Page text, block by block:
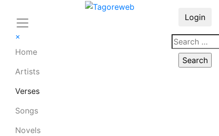
×
Home
Artists
Verses
Songs
Novels
Login